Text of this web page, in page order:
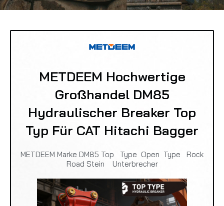
METDEEM Hochwertige
Großhandel DM85
Hydraulischer Breaker Top
Typ Für CAT Hitachi Bagger
METDEEM Marke DM85 Top Type Open Type Rock
Road Stein Unterbrecher